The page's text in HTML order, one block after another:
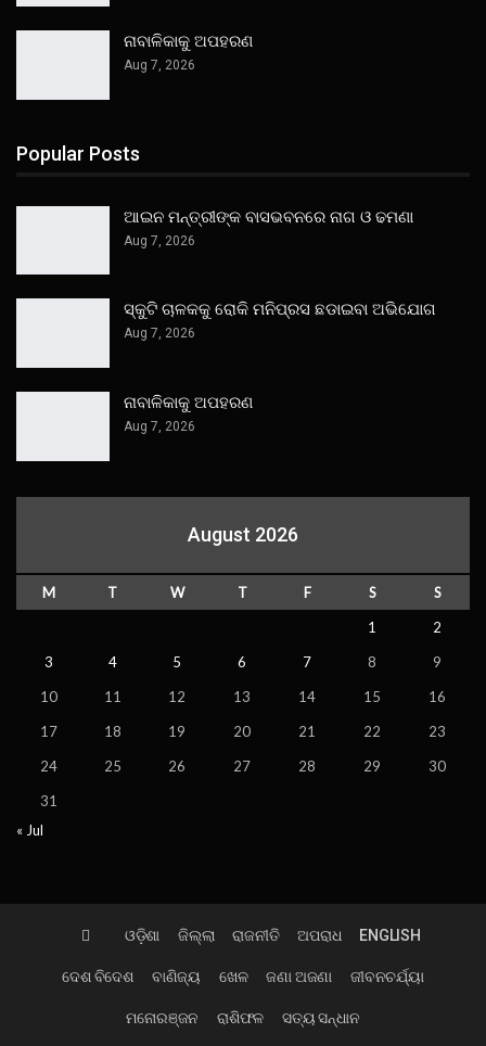
ନାବାଳିକାକୁ ଅପହରଣ
Aug 7, 2026
Popular Posts
ଆଇନ ମନ୍ତ୍ରୀଙ୍କ ବାସଭବନରେ ନାଗ ଓ ଢମଣା
Aug 7, 2026
ସ୍କୁଟି ଚାଳକକୁ ରୋକି ମନିପ୍ରସ ଛଡାଇବା ଅଭିଯୋଗ
Aug 7, 2026
ନାବାଳିକାକୁ ଅପହରଣ
Aug 7, 2026
August 2026
M T W T F S
S
1
2
3
4 5 6 7 8
9
10
11 12 13 14 15
16
17
18 19 20 21 22
23
24
25 26 27 28 29
30
31
« Jul
ଓଡ଼ିଶା ଜିଲ୍ଲା ରାଜନୀତି ଅପରାଧ ENGLISH
ଦେଶ ବିଦେଶ ବାଣିଜ୍ୟ ଖେଳ ଜଣା ଅଜଣା ଜୀବନଚର୍ଯ୍ୟା
ମନୋରଞ୍ଜନ ରାଶିଫଳ ସତ୍ୟ ସନ୍ଧାନ